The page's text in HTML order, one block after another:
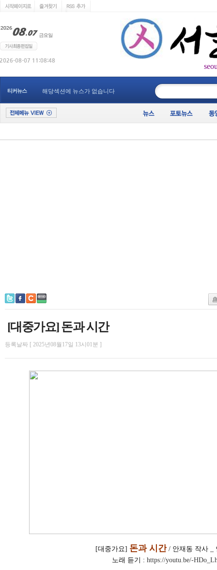
티커뉴스 해당섹션에 뉴스가 없습니다
[대중가요] 돈과 시간
등록날짜 [ 2025년08월17일 13시01분 ]
[대중가요] 돈과 시간 / 안재동 작사 _
노래 듣기 : https://youtu.be/-